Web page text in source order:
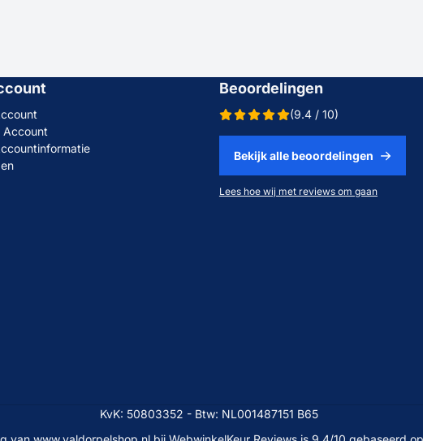
Account
Beoordelingen
(9.4 / 10)
Bekijk alle beoordelingen
Lees hoe wij met reviews om gaan
KvK: 50803352 - Btw: NL001487151 B65